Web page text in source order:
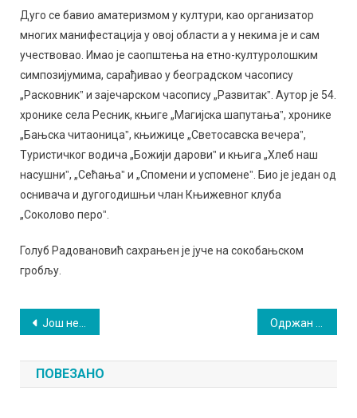
Дуго се бавио аматеризмом у култури, као организатор
многих манифестација у овој области а у некима је и сам
учествовао. Имао је саопштења на етно-културолошким
симпозијумима, сарађивао у београдском часопису
„Расковникˮ и зајечарском часопису „Развитакˮ. Аутор је 54.
хронике села Ресник, књиге „Магијска шапутањаˮ, хронике
„Бањска читаоницаˮ, књижице „Светосавска вечераˮ,
Туристичког водича „Божији даровиˮ и књига „Хлеб наш
насушниˮ, „Сећањаˮ и „Спомени и успоменеˮ. Био је један од
оснивача и дугогодишњи члан Књижевног клуба
„Соколово пероˮ.
Голуб Радовановић сахрањен је јуче на сокобањском
гробљу.
Кретање
чланка
Још неколико улица данас без воде Одржан састанак руководства МЗ Сокобања са грађанима
ПОВЕЗАНО